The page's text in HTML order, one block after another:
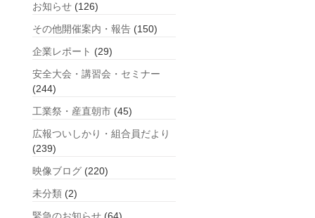
お知らせ (126)
その他開催案内・報告 (150)
企業レポート (29)
安全大会・講習会・セミナー
(244)
工業祭・産直朝市 (45)
広報ついしかり・組合員だより
(239)
映像ブログ (220)
未分類 (2)